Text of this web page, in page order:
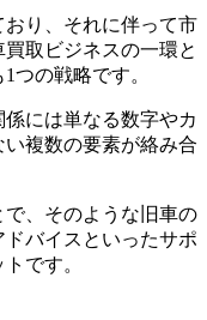
り、それに伴って市
取ビジネスの一環と
つの戦略です。
には単なる数字やカ
複数の要素が絡み合
、そのような旧車の
バイスといったサポ
です。